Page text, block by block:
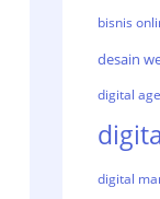
bisnis
desain
digital
digital